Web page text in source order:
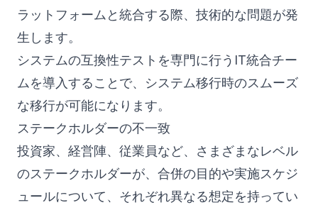
ラットフォームと統合する際、技術的な問題が発
生します。
システムの互換性テストを専門に行うIT統合チー
ムを導入することで、システム移行時のスムーズ
な移行が可能になります。
ステークホルダーの不一致
投資家、経営陣、従業員など、さまざまなレベル
のステークホルダーが、合併の目的や実施スケジ
ュールについて、それぞれ異なる想定を持ってい